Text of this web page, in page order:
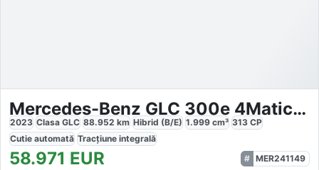
Mercedes-Benz GLC 300e 4Matic AMG
2023 Clasa GLC 88.952 km Hibrid (B/E) 1.999 cm³ 313 CP
Cutie automată Tracțiune integrală
58.971 EUR
MER241149